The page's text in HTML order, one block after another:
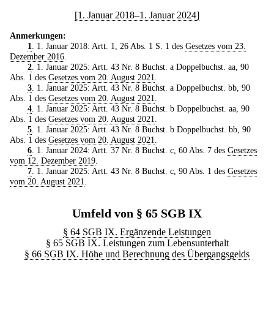
[1. Januar 2018–1. Januar 2024]
Anmerkungen:
1
. 1. Januar 2018: Artt. 1, 26 Abs. 1 S. 1 des Gesetzes vom 23.
Dezember 2016
2. 1. Januar 2025: Artt. 43 Nr. 8 Buchst. a Doppelbuchst. aa, 90
Abs. 1 des Gesetzes vom 20. August 2021
3. 1. Januar 2025: Artt. 43 Nr. 8 Buchst. a Doppelbuchst. bb, 90
Abs. 1 des Gesetzes vom 20. August 2021
4. 1. Januar 2025: Artt. 43 Nr. 8 Buchst. b Doppelbuchst. aa, 90
Abs. 1 des Gesetzes vom 20. August 2021
5. 1. Januar 2025: Artt. 43 Nr. 8 Buchst. b Doppelbuchst. bb, 90
Abs. 1 des Gesetzes vom 20. August 2021
6. 1. Januar 2024: Artt. 37 Nr. 8 Buchst. c, 60 Abs. 7 des Gesetzes
vom 12. Dezember 2019
7. 1. Januar 2025: Artt. 43 Nr. 8 Buchst. c, 90 Abs. 1 des Gesetzes
vom 20. August 2021
Umfeld von § 65 SGB IX
§ 64 SGB IX. Ergänzende Leistungen
§ 65 SGB IX. Leistungen zum Lebensunterhalt
§ 66 SGB IX. Höhe und Berechnung des Übergangsgelds